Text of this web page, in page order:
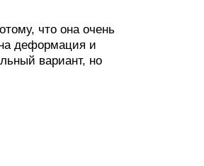
что она очень
деформация и
вариант, но